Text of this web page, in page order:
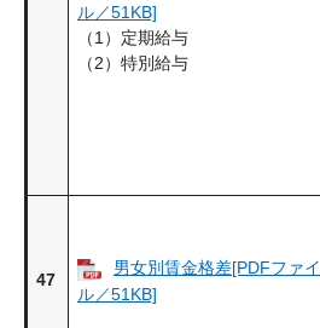
ル／51KB]
（1）定期給与
（2）特別給与
47
男女別賃金格差[PDFファイ
ル／51KB]